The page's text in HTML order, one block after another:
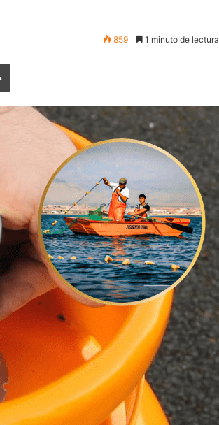
859 1 minuto de lectura
Imprimir